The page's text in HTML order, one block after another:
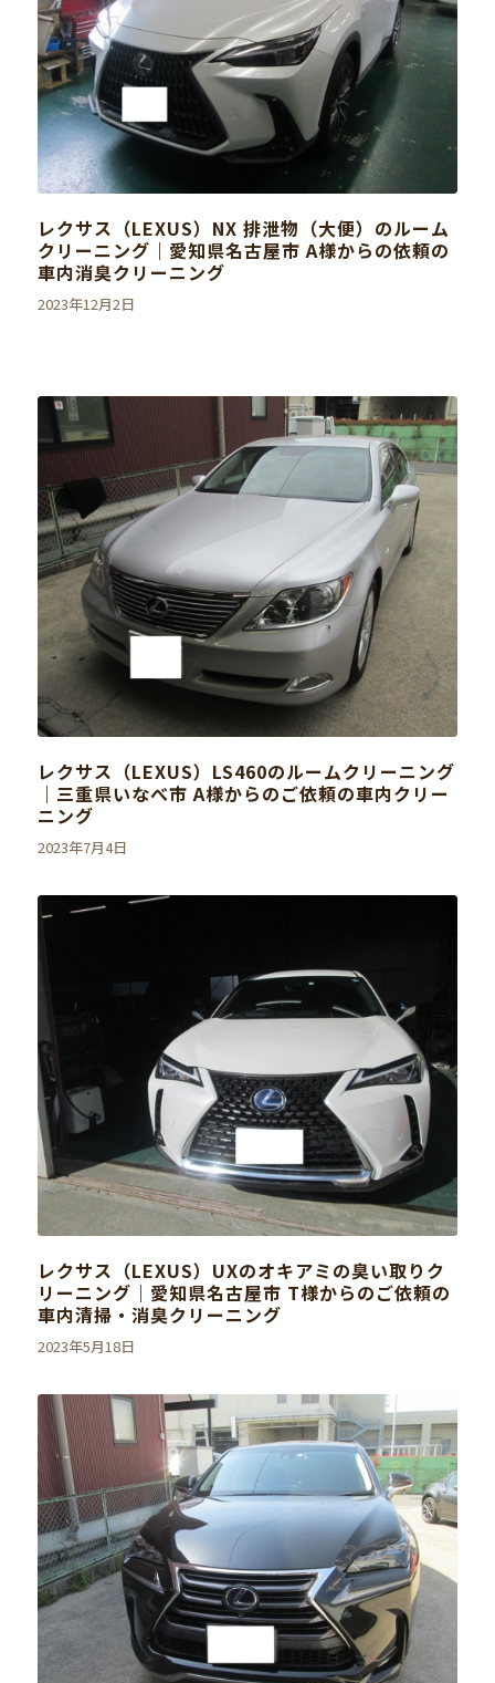
レクサス（LEXUS）NX 排泄物（大便）のルーム
クリーニング｜愛知県名古屋市 A様からの依頼の
車内消臭クリーニング
2023年12月2日
レクサス（LEXUS）LS460のルームクリーニング
｜三重県いなべ市 A様からのご依頼の車内クリー
ニング
2023年7月4日
レクサス（LEXUS）UXのオキアミの臭い取りク
リーニング｜愛知県名古屋市 T様からのご依頼の
車内清掃・消臭クリーニング
2023年5月18日